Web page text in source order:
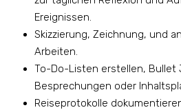
Ereignissen.
Skizzierung, Zeichnung, und
Arbeiten.
To-Do-Listen erstellen, Bullet
Besprechungen oder
Reiseprotokolle